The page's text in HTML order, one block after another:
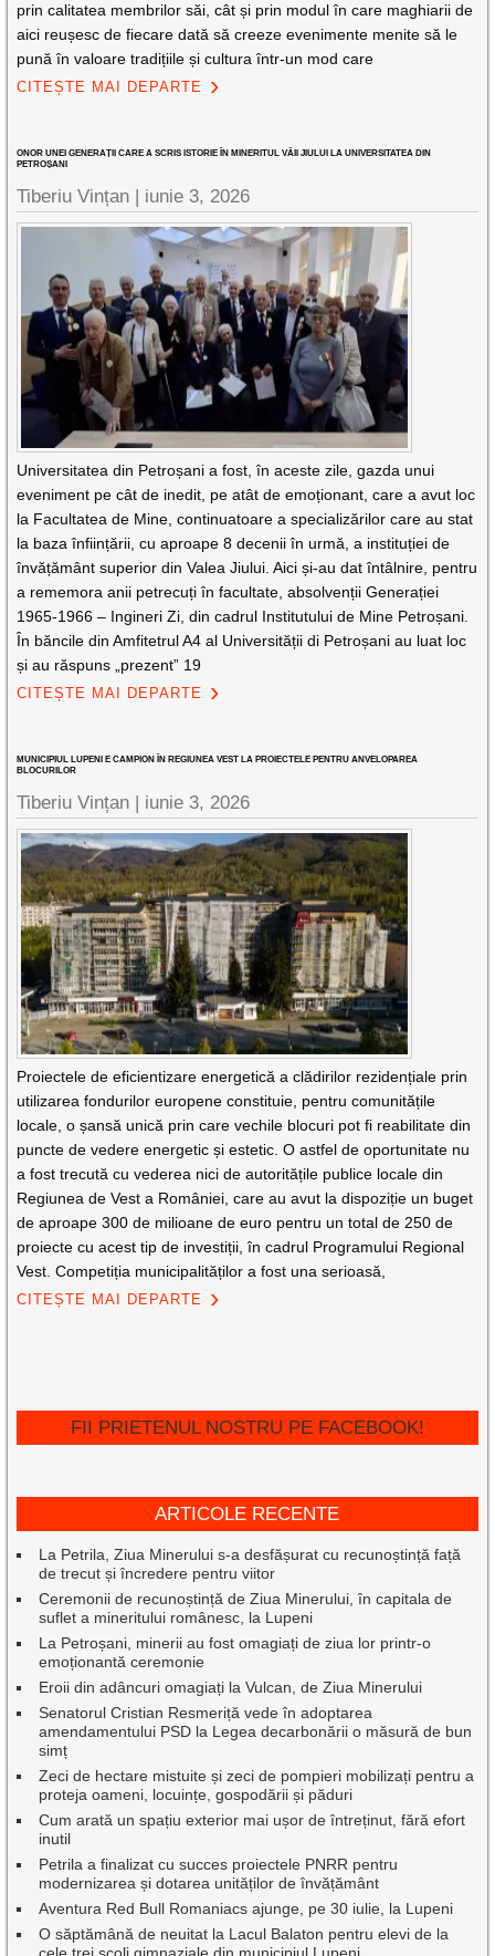
prin calitatea membrilor săi, cât și prin modul în care maghiarii de
aici reușesc de fiecare dată să creeze evenimente menite să le
pună în valoare tradițiile și cultura într-un mod care
CITEȘTE MAI DEPARTE
ONOR UNEI GENERAȚII CARE A SCRIS ISTORIE ÎN MINERITUL VĂII JIULUI LA UNIVERSITATEA DIN
PETROȘANI
Tiberiu Vințan | iunie 3, 2026
Universitatea din Petroșani a fost, în aceste zile, gazda unui
eveniment pe cât de inedit, pe atât de emoționant, care a avut loc
la Facultatea de Mine, continuatoare a specializărilor care au stat
la baza înființării, cu aproape 8 decenii în urmă, a instituției de
învățământ superior din Valea Jiului. Aici și-au dat întâlnire, pentru
a rememora anii petrecuți în facultate, absolvenții Generației
1965-1966 – Ingineri Zi, din cadrul Institutului de Mine Petroșani.
În băncile din Amfitetrul A4 al Universității di Petroșani au luat loc
și au răspuns „prezent” 19
CITEȘTE MAI DEPARTE
MUNICIPIUL LUPENI E CAMPION ÎN REGIUNEA VEST LA PROIECTELE PENTRU ANVELOPAREA
BLOCURILOR
Tiberiu Vințan | iunie 3, 2026
Proiectele de eficientizare energetică a clădirilor rezidențiale prin
utilizarea fondurilor europene constituie, pentru comunitățile
locale, o șansă unică prin care vechile blocuri pot fi reabilitate din
puncte de vedere energetic și estetic. O astfel de oportunitate nu
a fost trecută cu vederea nici de autoritățile publice locale din
Regiunea de Vest a României, care au avut la dispoziție un buget
de aproape 300 de milioane de euro pentru un total de 250 de
proiecte cu acest tip de investiții, în cadrul Programului Regional
Vest. Competiția municipalităților a fost una serioasă,
CITEȘTE MAI DEPARTE
FII PRIETENUL NOSTRU PE FACEBOOK!
ARTICOLE RECENTE
La Petrila, Ziua Minerului s-a desfășurat cu recunoștință față
de trecut și încredere pentru viitor
Ceremonii de recunoștință de Ziua Minerului, în capitala de
suflet a mineritului românesc, la Lupeni
La Petroșani, minerii au fost omagiați de ziua lor printr-o
emoționantă ceremonie
Eroii din adâncuri omagiați la Vulcan, de Ziua Minerului
Senatorul Cristian Resmeriță vede în adoptarea
amendamentului PSD la Legea decarbonării o măsură de bun
simț
Zeci de hectare mistuite și zeci de pompieri mobilizați pentru a
proteja oameni, locuințe, gospodării și păduri
Cum arată un spațiu exterior mai ușor de întreținut, fără efort
inutil
Petrila a finalizat cu succes proiectele PNRR pentru
modernizarea și dotarea unităților de învățământ
Aventura Red Bull Romaniacs ajunge, pe 30 iulie, la Lupeni
O săptămână de neuitat la Lacul Balaton pentru elevi de la